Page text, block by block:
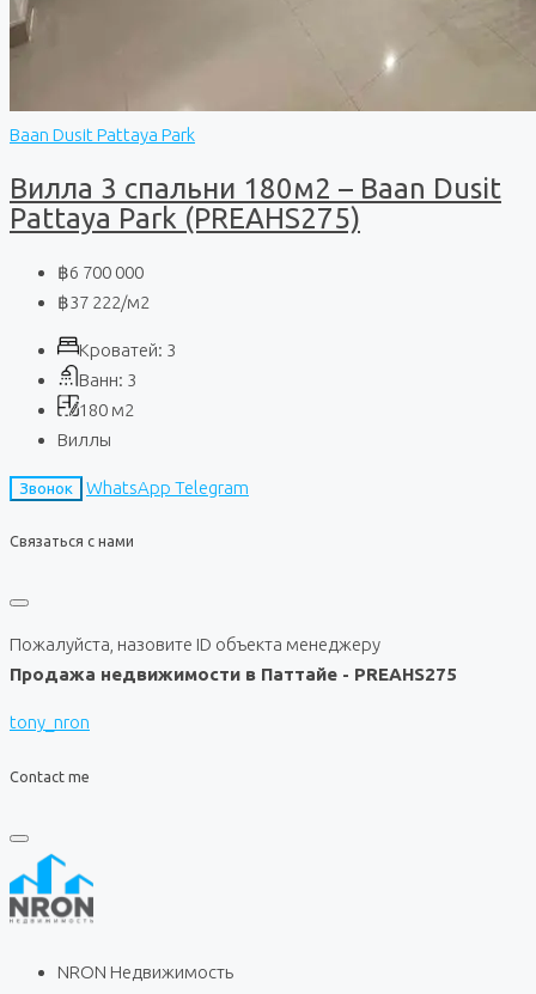
Baan Dusit Pattaya Park
Вилла 3 спальни 180м2 – Baan Dusit
Pattaya Park (PREAHS275)
฿6 700 000
฿37 222/м2
Кроватей: 3
Ванн: 3
180 м2
Виллы
Звонок WhatsApp Telegram
Связаться с нами
Пожалуйста, назовите ID объекта менеджеру
Продажа недвижимости в Паттайе - PREAHS275
tony_nron
Contact me
NRON Недвижимость